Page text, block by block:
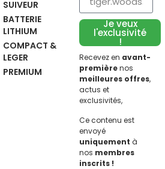
SUIVEUR
BATTERIE
LITHIUM
COMPACT &
LEGER
PREMIUM
Je veux
l'exclusivité
!
Recevez en avant-
premièrenos
meilleures offres,
actus et
exclusivités,
Ce contenu est
envoyé
uniquement à
nos membres
inscrits !